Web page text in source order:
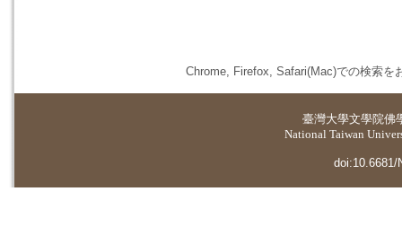
Chrome, Firefox, Safari(Mac)での検索を
臺灣大學文學院佛
National Taiwan
doi:10.6681/